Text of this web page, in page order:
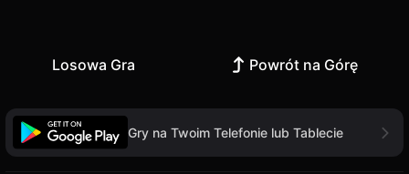
Losowa Gra Powrót na Górę
Gry na Twoim Telefonie lub Tablecie